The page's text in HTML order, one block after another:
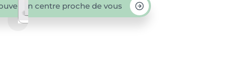
un centre proche de vous